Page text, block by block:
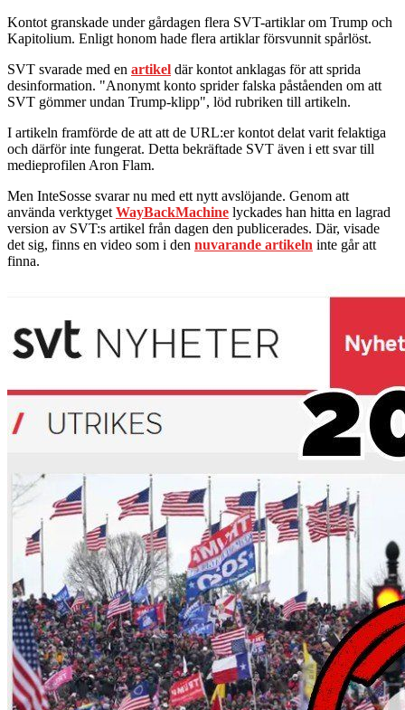
Kontot granskade under gårdagen flera SVT-artiklar om Trump och
Kapitolium. Enligt honom hade flera artiklar försvunnit spårlöst.
SVT svarade med en artikel där kontot anklagas för att sprida
desinformation. "Anonymt konto sprider falska påståenden om att
SVT gömmer undan Trump-klipp", löd rubriken till artikeln.
I artikeln framförde de att att de URL:er kontot delat varit felaktiga
och därför inte fungerat. Detta bekräftade SVT även i ett svar till
medieprofilen Aron Flam.
Men InteSosse svarar nu med ett nytt avslöjande. Genom att
använda verktyget WayBackMachine lyckades han hitta en lagrad
version av SVT:s artikel från dagen den publicerades. Där, visade
det sig, finns en video som i den nuvarande artikeln inte går att
finna.